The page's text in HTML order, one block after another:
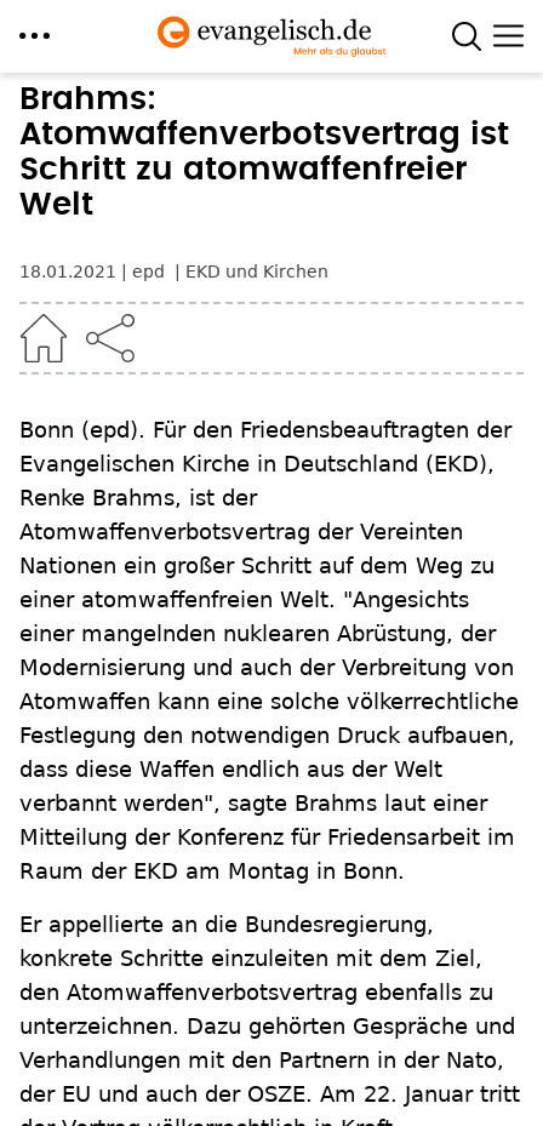
Direkt
zum
Inhalt
Brahms:
Atomwaffenverbotsvertrag ist
Schritt zu atomwaffenfreier
Welt
18.01.2021 epd EKD und Kirchen
Bonn (epd). Für den Friedensbeauftragten der
Evangelischen Kirche in Deutschland (EKD),
Renke Brahms, ist der
Atomwaffenverbotsvertrag der Vereinten
Nationen ein großer Schritt auf dem Weg zu
einer atomwaffenfreien Welt. "Angesichts
einer mangelnden nuklearen Abrüstung, der
Modernisierung und auch der Verbreitung von
Atomwaffen kann eine solche völkerrechtliche
Festlegung den notwendigen Druck aufbauen,
dass diese Waffen endlich aus der Welt
verbannt werden", sagte Brahms laut einer
Mitteilung der Konferenz für Friedensarbeit im
Raum der EKD am Montag in Bonn.
Er appellierte an die Bundesregierung,
konkrete Schritte einzuleiten mit dem Ziel,
den Atomwaffenverbotsvertrag ebenfalls zu
unterzeichnen. Dazu gehörten Gespräche und
Verhandlungen mit den Partnern in der Nato,
der EU und auch der OSZE. Am 22. Januar tritt